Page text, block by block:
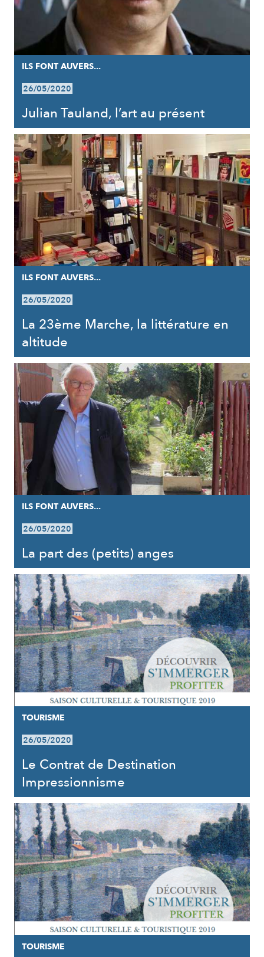
ILS FONT AUVERS...
26/05/2020
Julian Tauland, l’art au présent
ILS FONT AUVERS...
26/05/2020
La 23ème Marche, la littérature en
altitude
ILS FONT AUVERS...
26/05/2020
La part des (petits) anges
TOURISME
26/05/2020
Le Contrat de Destination
Impressionnisme
TOURISME